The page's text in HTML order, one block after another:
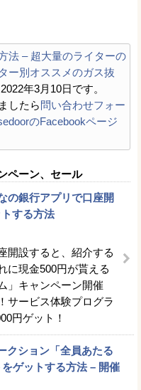
法 – 超大量のライターの
ー別オススメのガス抜
年3月10日です。
したら問い合わせフォー
のFacebookページ
ペーン、セール
の銀行アプリで口座開
する方法
開設すると、紹介する
に現金500円が貰える
」キャンペーン開催
サービス体験プログラ
円ゲット！
クション「全員あたる
ゲットする方法 – 開催